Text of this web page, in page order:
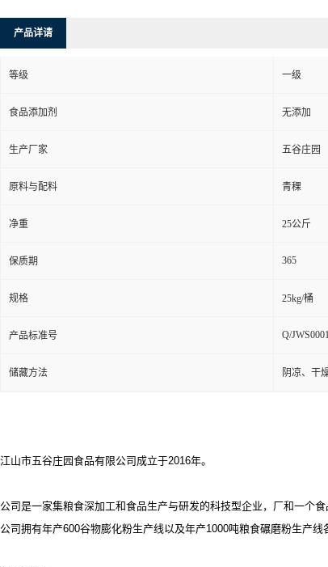
产品详请
等级 一级
食品添加剂 无添加
生产厂家 五谷庄园
原料与配料 青稞
净重 25公斤
保质期 365
规格 25kg/桶
产品标准号 Q/
储藏方法 阴凉、干
江山市五谷庄园食品有限公司成立于2016年。
公司是一家集粮食深加工和食品生产与研发的科技型企业，厂和一个
公司拥有年产600谷物膨化粉生产线以及年产1000吨粮食碾磨粉生产线